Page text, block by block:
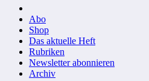
Abo
Shop
Das aktuelle Heft
Rubriken
Newsletter abonnieren
Archiv